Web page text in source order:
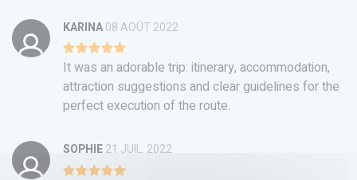
KARINA08 AOÛT 2022
It was an adorable trip: itinerary, accommodation,
attraction suggestions and clear guidelines for the
perfect execution of the route.
SOPHIE21 JUIL. 2022